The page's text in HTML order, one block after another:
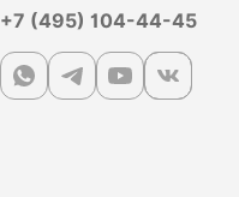
+7 (495) 104-44-45